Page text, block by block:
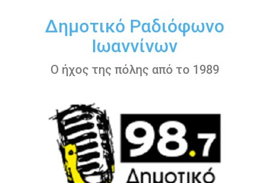
περιεχόμενοΔημοτικό Ραδιόφωνο
Ιωαννίνων
Ο ήχος της πόλης από το 1989